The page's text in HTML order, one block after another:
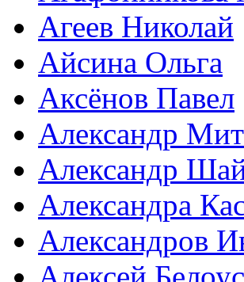
Агеев Николай
Айсина Ольга
Аксёнов Павел
Александр
Александр
Александра
Александров